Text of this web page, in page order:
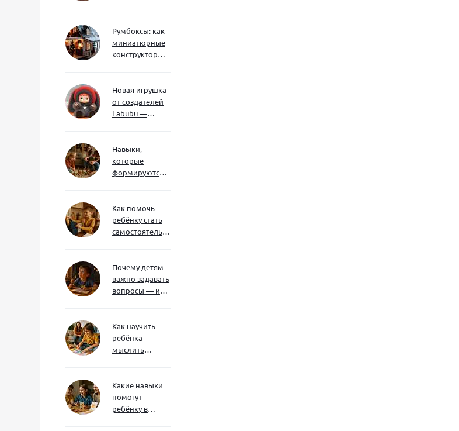
ждать и как
подготовиться
Румбоксы: как
миниатюрные
конструкторы
мышление и
внимание к
деталям
Новая игрушка
от создателей
Labubu —
Навыки,
которые
формируются
ребёнка
успешным
Как помочь
ребёнку стать
самостоятельным
Почему детям
важно задавать
вопросы — и
Как научить
ребёнка
мыслить
сложностей
Какие навыки
помогут
ребёнку в